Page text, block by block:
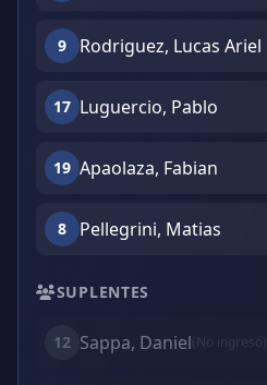
9 Rodriguez, Lucas Ariel
17 Luguercio, Pablo
19 Apaolaza, Fabian
8 Pellegrini, Matias
SUPLENTES
12 Sappa, Daniel(No ingresó)